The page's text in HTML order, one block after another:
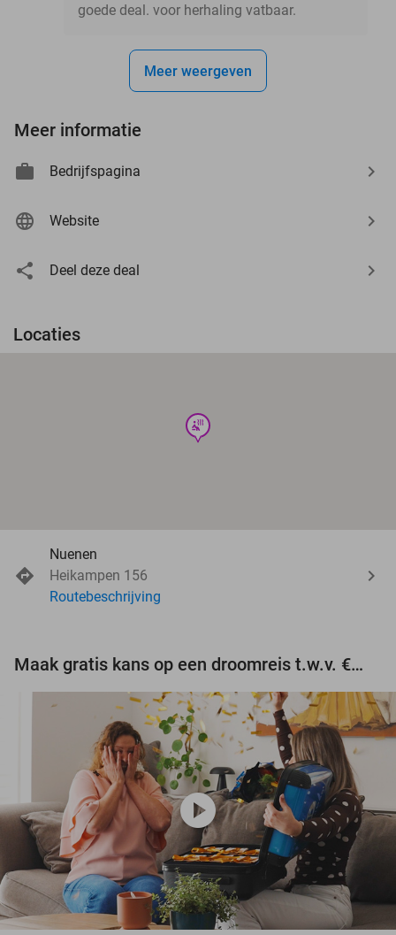
goede deal. voor herhaling vatbaar.
Meer weergeven
Meer informatie
Bedrijfspagina
Website
Deel deze deal
Locaties
wellness
Nuenen
Heikampen 156
Routebeschrijving
Maak gratis kans op een droomreis t.w.v. €3.000!
play_circle